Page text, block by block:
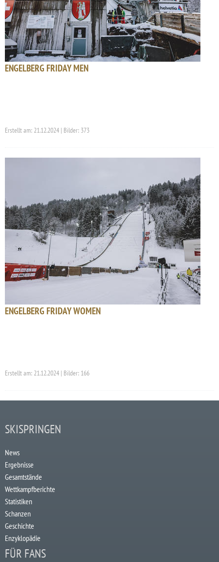
ENGELBERG FRIDAY MEN
Erstellt am: 21.12.2024 | Bilder: 373
ENGELBERG FRIDAY WOMEN
Erstellt am: 21.12.2024 | Bilder: 166
SKISPRINGEN
News
Ergebnisse
Gesamtstände
Wettkampfberichte
Statistiken
Schanzen
Geschichte
Enzyklopädie
FÜR FANS